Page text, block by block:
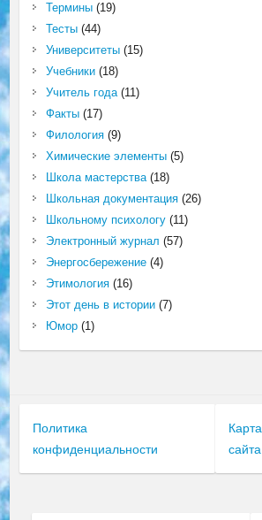
Термины(19)
Тесты(44)
Университеты(15)
Учебники(18)
Учитель года(11)
Факты(17)
Филология(9)
Химические элементы(5)
Школа мастерства(18)
Школьная документация(26)
Школьному психологу(11)
Электронный журнал (57)
Энергосбережение(4)
Этимология(16)
Этот день в истории(7)
Юмор(1)
Политика
конфиденциальности
Карта
сайта